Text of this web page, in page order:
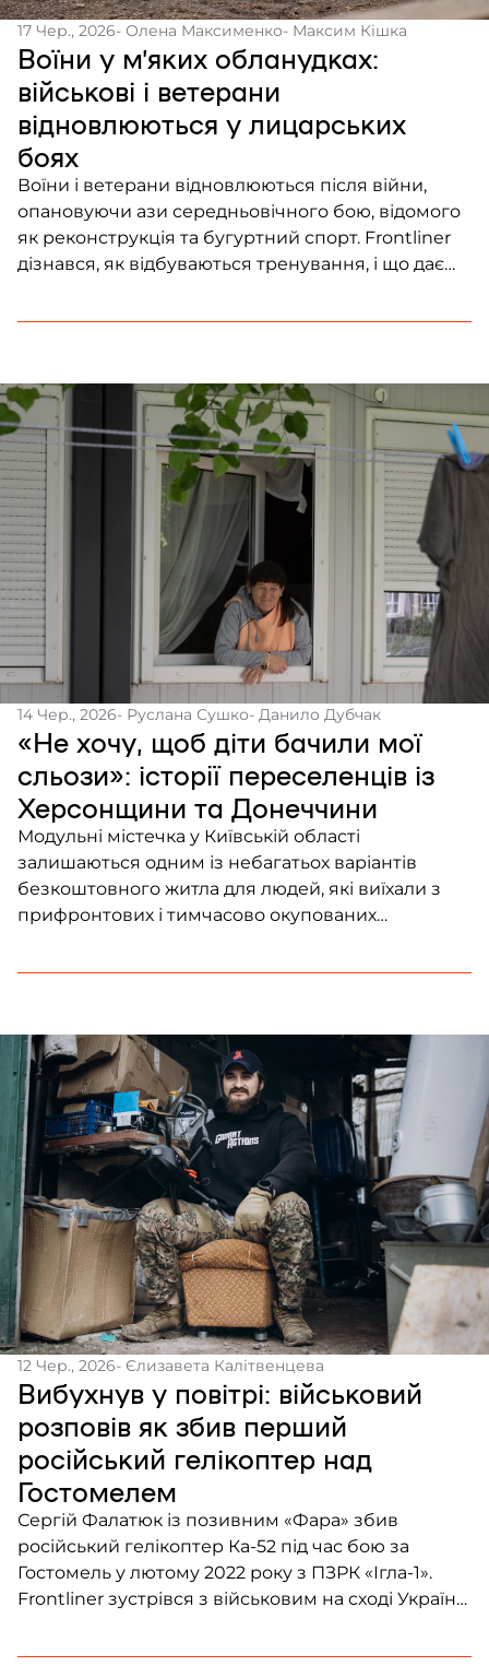
17 Чер., 2026- Олена Максименко- Максим Кішка
Воїни у м’яких обланудках:
військові і ветерани
відновлюються у лицарських
боях
Воїни і ветерани відновлюються після війни,
опановуючи ази середньовічного бою, відомого
як реконструкція та бугуртний спорт. Frontliner
дізнався, як відбуваються тренування, і що дає
14 Чер., 2026- Руслана Сушко- Данило Дубчак
«Не хочу, щоб діти бачили мої
сльози»: історії переселенців із
Херсонщини та Донеччини
Модульні містечка у Київській області
залишаються одним із небагатьох варіантів
безкоштовного житла для людей, які виїхали з
прифронтових і тимчасово окупованих
12 Чер., 2026- Єлизавета Калітвенцева
Вибухнув у повітрі: військовий
розповів як збив перший
російський гелікоптер над
Гостомелем
Сергій Фалатюк із позивним «Фара» збив
російський гелікоптер Ка-52 під час бою за
Гостомель у лютому 2022 року з ПЗРК «Ігла-1».
Frontliner зустрівся з військовим на сході України,